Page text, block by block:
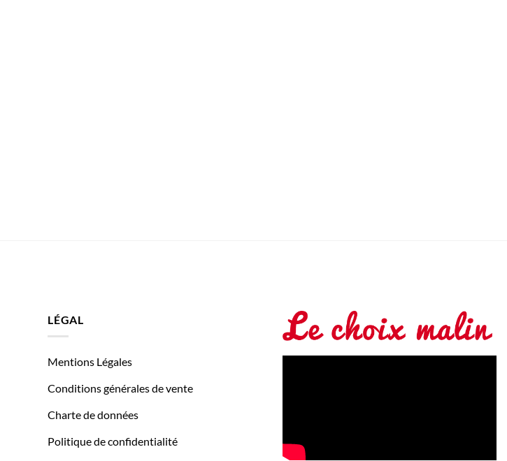
LÉGAL
Mentions Légales
Conditions générales de vente
Charte de données
Politique de confidentialité